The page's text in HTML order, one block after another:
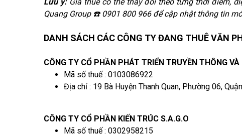
Quang Group ☎️ 0901 800 966 để cập nhật thông tin
DANH SÁCH CÁC CÔNG TY ĐANG THUÊ VĂN
CÔNG TY CỔ PHẦN PHÁT TRIỂN TRUYỀN THÔNG
Mã số thuế : 0103086922
Địa chỉ : 19 Bà Huyện Thanh Quan, Phường 06,
CÔNG TY CỔ PHẦN KIẾN TRÚC S.A.G.O
Mã số thuế : 0302958215